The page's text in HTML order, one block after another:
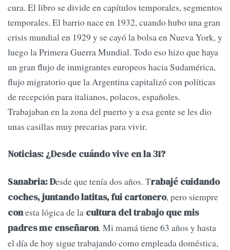
cura. El libro se divide en capítulos temporales, segmentos
temporales. El barrio nace en 1932, cuando hubo una gran
crisis mundial en 1929 y se cayó la bolsa en Nueva York, y
luego la Primera Guerra Mundial. Todo eso hizo que haya
un gran flujo de inmigrantes europeos hacia Sudamérica,
flujo migratorio que la Argentina capitalizó con políticas
de recepción para italianos, polacos, españoles.
Trabajaban en la zona del puerto y a esa gente se les dio
unas casillas muy precarias para vivir.
Noticias: ¿Desde cuándo vive en la 31?
Sanabria: Desde que tenía dos años. Trabajé cuidando
coches, juntando latitas, fui cartonero, pero siempre
conesta lógica de la cultura del trabajo que mis
padres me enseñaron. Mi mamá tiene 63 años y hasta
el día de hoy sigue trabajando como empleada doméstica,